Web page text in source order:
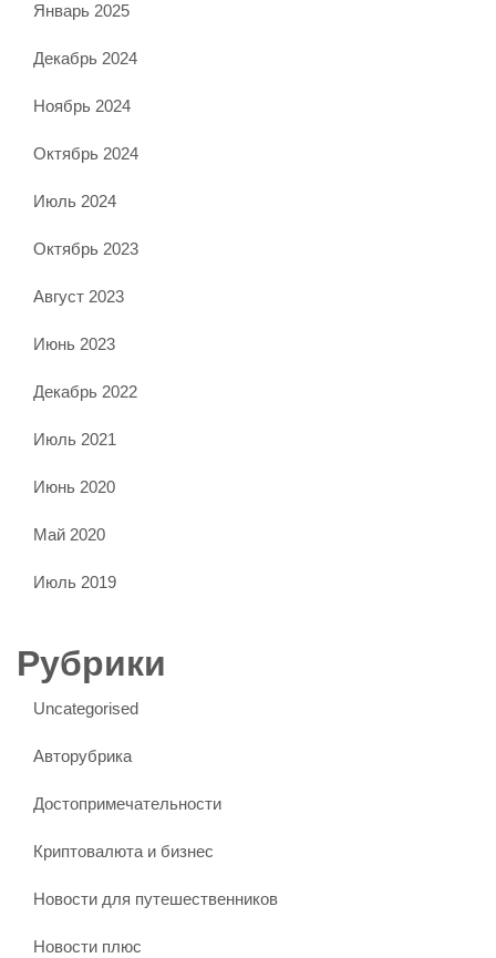
Январь 2025
Декабрь 2024
Ноябрь 2024
Октябрь 2024
Июль 2024
Октябрь 2023
Август 2023
Июнь 2023
Декабрь 2022
Июль 2021
Июнь 2020
Май 2020
Июль 2019
Рубрики
Uncategorised
Авторубрика
Достопримечательности
Криптовалюта и бизнес
Новости для путешественников
Новости плюс